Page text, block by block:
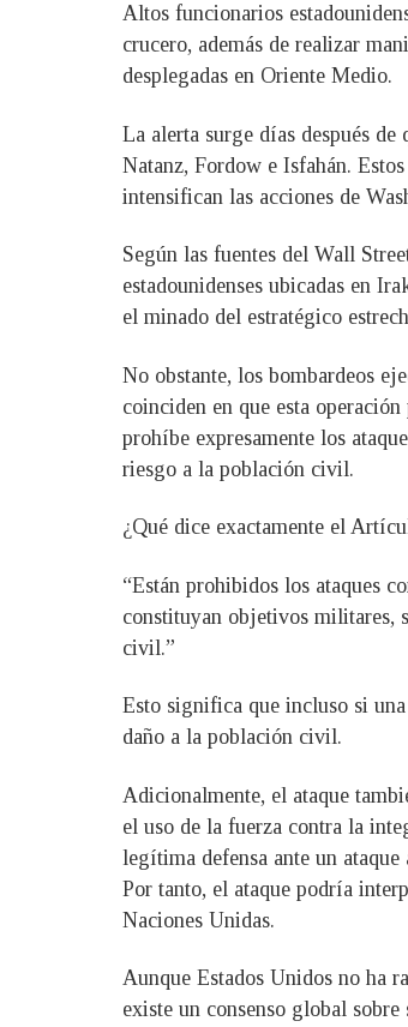
Altos funcionarios
crucero, además de realizar
desplegadas en Oriente Medio.
La alerta surge días después
Natanz, Fordow e Isfahán.
intensifican las acciones de
Según las fuentes del Wall
estadounidenses ubicadas en
el minado del estratégico
No obstante, los bombardeos
coinciden en que esta
prohíbe expresamente los
riesgo a la población civil.
¿Qué dice exactamente el
“Están prohibidos los ataques
constituyan objetivos militares,
civil.”
Esto significa que incluso si
daño a la población civil.
Adicionalmente, el ataque
el uso de la fuerza contra la
legítima defensa ante un
Por tanto, el ataque podría
Naciones Unidas.
Aunque Estados Unidos no ha
existe un consenso global